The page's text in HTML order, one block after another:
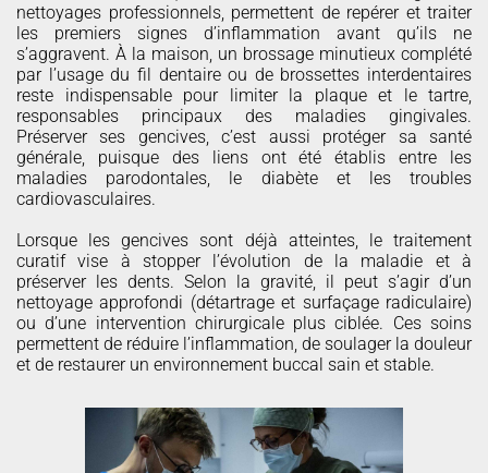
nettoyages professionnels, permettent de repérer et traiter
les premiers signes d’inflammation avant qu’ils ne
s’aggravent. À la maison, un brossage minutieux complété
par l’usage du fil dentaire ou de brossettes interdentaires
reste indispensable pour limiter la plaque et le tartre,
responsables principaux des maladies gingivales.
Préserver ses gencives, c’est aussi protéger sa santé
générale, puisque des liens ont été établis entre les
maladies parodontales, le diabète et les troubles
cardiovasculaires.
Lorsque les gencives sont déjà atteintes, le traitement
curatif vise à stopper l’évolution de la maladie et à
préserver les dents. Selon la gravité, il peut s’agir d’un
nettoyage approfondi (détartrage et surfaçage radiculaire)
ou d’une intervention chirurgicale plus ciblée. Ces soins
permettent de réduire l’inflammation, de soulager la douleur
et de restaurer un environnement buccal sain et stable.